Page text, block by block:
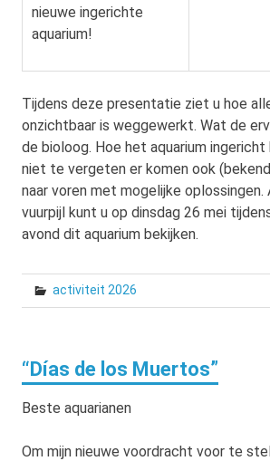
nieuwe ingerichte
aquarium!
Tijdens deze presentatie ziet u hoe
onzichtbaar is weggewerkt. Wat de
de bioloog. Hoe het aquarium ingericht
niet te vergeten er komen ook
naar voren met mogelijke oplossingen.
vuurpijl kunt u op dinsdag 26 mei
avond dit aquarium bekijken.
activiteit 2026
“Días de los Muertos”
Beste aquarianen
Om mijn nieuwe voordracht voor te